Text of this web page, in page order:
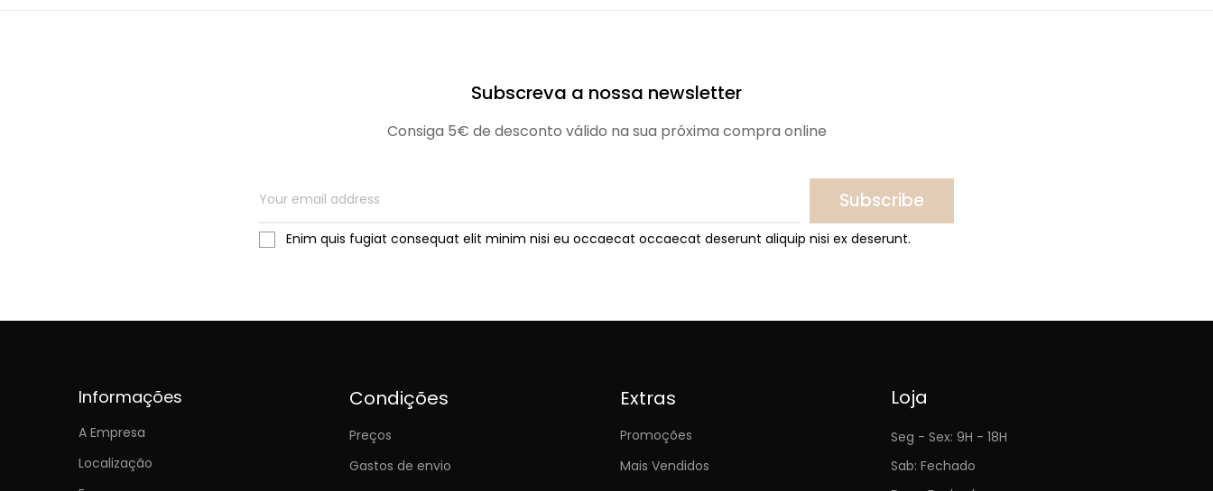
Subscreva a nossa newsletter
Consiga 5€ de desconto válido na sua próxima compra online
Subscribe
Enim quis fugiat consequat elit minim nisi eu occaecat occaecat deserunt aliquip nisi ex deserunt.
Informações
A Empresa
Localização
Condições
Preços
Gastos de envio
Extras
Promoções
Mais Vendidos
Loja
Seg - Sex: 9H - 18H
Sab: Fechado